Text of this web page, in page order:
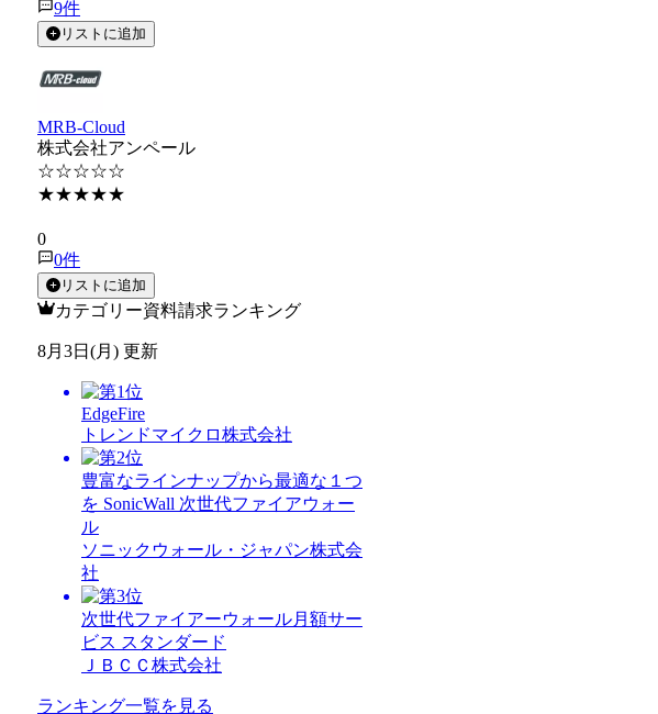
9件
リストに追加
MRB-Cloud
株式会社アンペール
☆☆☆☆☆
★★★★★
0
0件
リストに追加
カテゴリー資料請求ランキング
8月3日(月) 更新
EdgeFire
トレンドマイクロ株式会社
豊富なラインナップから最適な１つ
を SonicWall 次世代ファイアウォー
ル
ソニックウォール・ジャパン株式会
社
次世代ファイアーウォール月額サー
ビス スタンダード
ＪＢＣＣ株式会社
ランキング一覧を見る